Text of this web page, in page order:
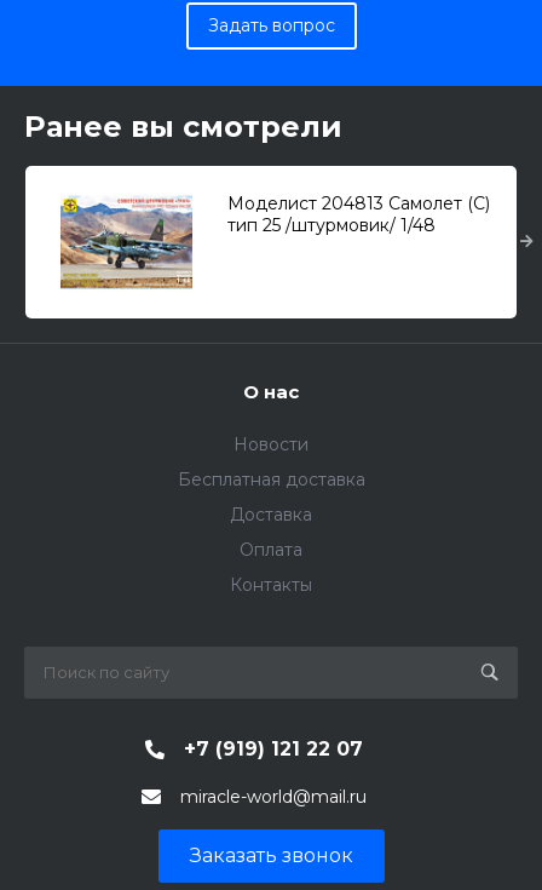
Задать вопрос
Ранее вы смотрели
Моделист 204813 Самолет (С)
тип 25 /штурмовик/ 1/48
О нас
Новости
Бесплатная доставка
Доставка
Оплата
Контакты
+7 (919) 121 22 07
miracle-world@mail.ru
Заказать звонок